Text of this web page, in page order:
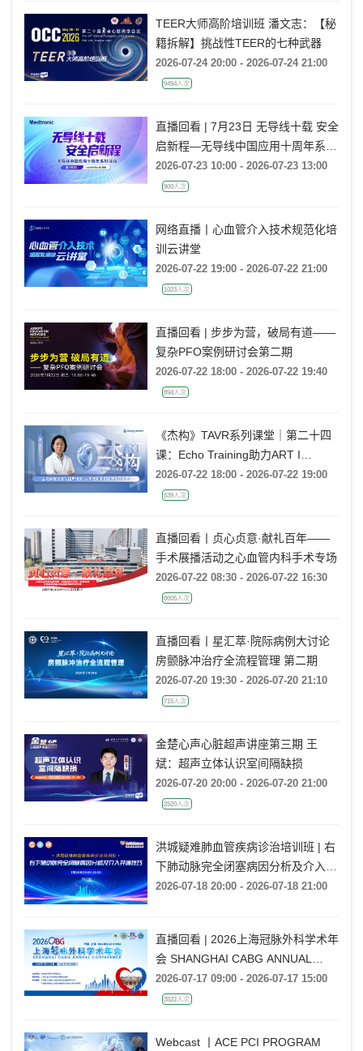
TEER大师高阶培训班 潘文志：【秘
籍拆解】挑战性TEER的七种武器
2026-07-24 20:00 - 2026-07-24 21:00
9494人次
直播回看 | 7月23日 无导线十载 安全
启新程—无导线中国应用十周年系列
活动
2026-07-23 10:00 - 2026-07-23 13:00
900人次
网络直播丨心血管介入技术规范化培
训云讲堂
2026-07-22 19:00 - 2026-07-22 21:00
1023人次
直播回看 | 步步为营，破局有道——
复杂PFO案例研讨会第二期
2026-07-22 18:00 - 2026-07-22 19:40
894人次
《杰构》TAVR系列课堂｜第二十四
课：Echo Training助力ART I
Rebecca T. Hahn教授《主动脉瓣反
流的超声培训：从病理机制到临床诊
2026-07-22 18:00 - 2026-07-22 19:00
539人次
直播回看丨贞心贞意·献礼百年——
手术展播活动之心血管内科手术专场
2026-07-22 08:30 - 2026-07-22 16:30
8005人次
直播回看丨星汇萃·院际病例大讨论
房颤脉冲治疗全流程管理 第二期
2026-07-20 19:30 - 2026-07-20 21:10
715人次
金楚心声心脏超声讲座第三期 王
斌：超声立体认识室间隔缺损
2026-07-20 20:00 - 2026-07-20 21:00
2520人次
洪城疑难肺血管疾病诊治培训班 | 右
下肺动脉完全闭塞病因分析及介入开
通技巧
2026-07-18 20:00 - 2026-07-18 21:00
直播回看 | 2026上海冠脉外科学术年
会 SHANGHAI CABG ANNUAL
CONFERENCE
2026-07-17 09:00 - 2026-07-17 15:00
3522人次
Webcast 丨ACE PCI PROGRAM